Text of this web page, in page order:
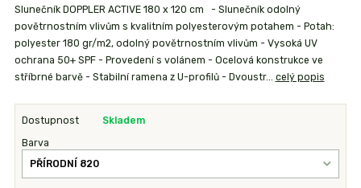
Slunečník DOPPLER ACTIVE 180 x 120 cm - Slunečník odolný
povětrnostním vlivům s kvalitním polyesterovým potahem - Potah:
polyester 180 gr/m2, odolný povětrnostním vlivům - Vysoká UV
ochrana 50+ SPF - Provedení s volánem - Ocelová konstrukce ve
stříbrné barvě - Stabilní ramena z U-profilů - Dvoustr... celý popis
Dostupnost Skladem
Barva